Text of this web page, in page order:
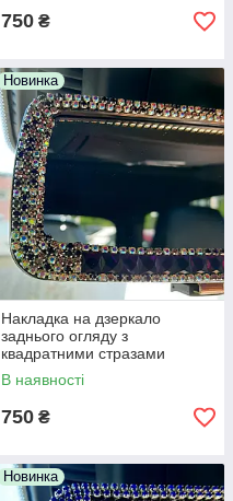
750 ₴
Новинка
Накладка на дзеркало
заднього огляду з
квадратними стразами
В наявності
750 ₴
Новинка